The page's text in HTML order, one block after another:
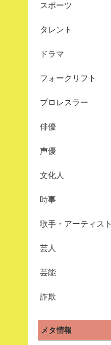
スポーツ
タレント
ドラマ
フォークリフト
プロレスラー
俳優
声優
文化人
時事
歌手・アーティスト
芸人
芸能
詐欺
メタ情報